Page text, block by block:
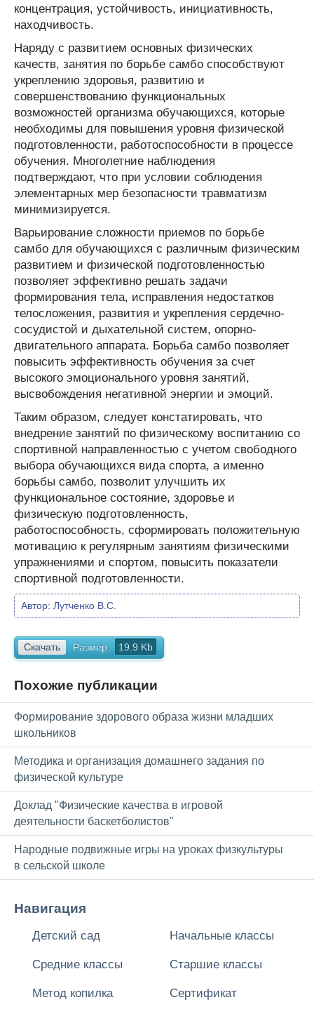
концентрация, устойчивость, инициативность,
находчивость.
Наряду с развитием основных физических
качеств, занятия по борьбе самбо способствуют
укреплению здоровья, развитию и
совершенствованию функциональных
возможностей организма обучающихся, которые
необходимы для повышения уровня физической
подготовленности, работоспособности в процессе
обучения. Многолетние наблюдения
подтверждают, что при условии соблюдения
элементарных мер безопасности травматизм
минимизируется.
Варьирование сложности приемов по борьбе
самбо для обучающихся с различным физическим
развитием и физической подготовленностью
позволяет эффективно решать задачи
формирования тела, исправления недостатков
телосложения, развития и укрепления сердечно-
сосудистой и дыхательной систем, опорно-
двигательного аппарата. Борьба самбо позволяет
повысить эффективность обучения за счет
высокого эмоционального уровня занятий,
высвобождения негативной энергии и эмоций.
Таким образом, следует констатировать, что
внедрение занятий по физическому воспитанию со
спортивной направленностью с учетом свободного
выбора обучающихся вида спорта, а именно
борьбы самбо, позволит улучшить их
функциональное состояние, здоровье и
физическую подготовленность,
работоспособность, сформировать положительную
мотивацию к регулярным занятиям физическими
упражнениями и спортом, повысить показатели
спортивной подготовленности.
Автор: Лутченко В.С.
Скачать Размер: 19.9 Kb
Похожие публикации
Формирование здорового образа жизни младших
школьников
Методика и организация домашнего задания по
физической культуре
Доклад "Физические качества в игровой
деятельности баскетболистов"
Народные подвижные игры на уроках физкультуры
в сельской школе
Навигация
Детский сад Начальные классы
Средние классы Старшие классы
Метод копилка Сертификат